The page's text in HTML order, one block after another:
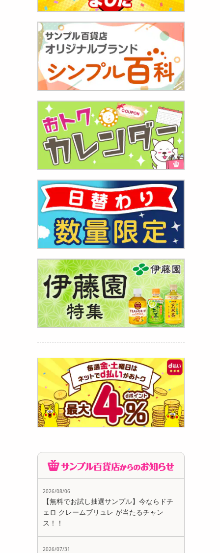
2026/08/06
【無料でお試し抽選サンプル】今ならドチ
ェロ クレームブリュレ が当たるチャン
ス！！
2026/07/31